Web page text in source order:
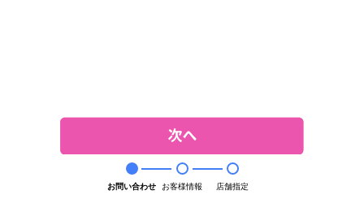
お問い合わせ お客様情報 店舗指定